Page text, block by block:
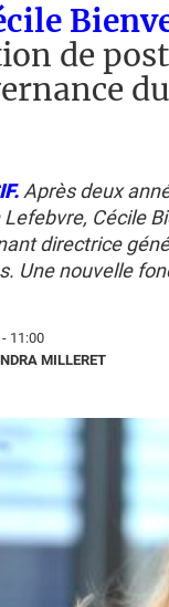
de
Après deux
Lefebvre, Cécile
directrice
Une nouvelle
11:00
MILLERET